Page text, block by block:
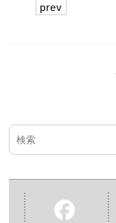
prev